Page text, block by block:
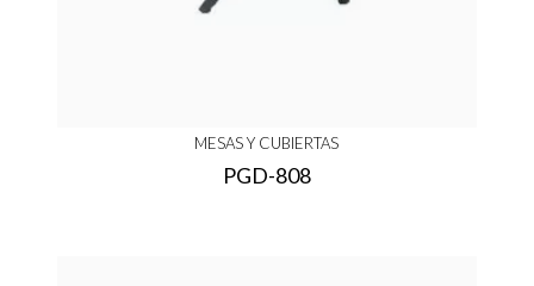
MESAS Y CUBIERTAS
PGD-808